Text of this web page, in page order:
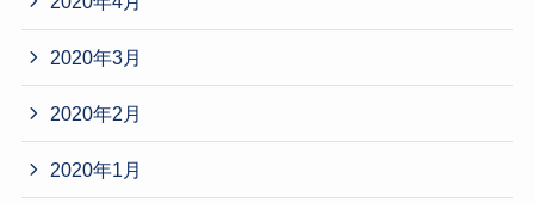
2020年3月
2020年2月
2020年1月